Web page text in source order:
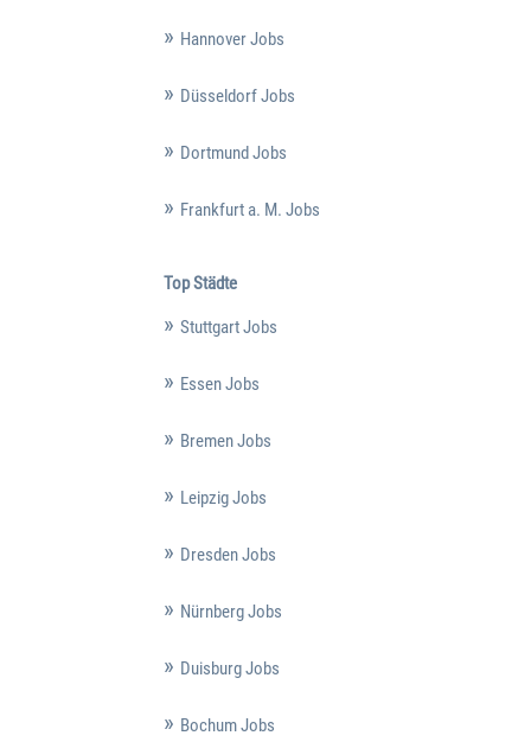
Hannover Jobs
Düsseldorf Jobs
Dortmund Jobs
Frankfurt a. M. Jobs
Top Städte
Stuttgart Jobs
Essen Jobs
Bremen Jobs
Leipzig Jobs
Dresden Jobs
Nürnberg Jobs
Duisburg Jobs
Bochum Jobs